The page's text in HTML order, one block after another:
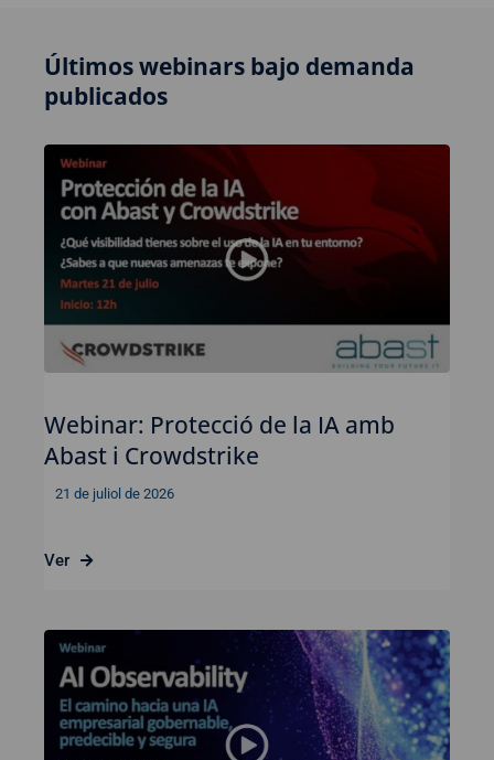
Últimos webinars bajo demanda
publicados
Webinar: Protecció de la IA amb
Abast i Crowdstrike
21 de juliol de 2026
Ver